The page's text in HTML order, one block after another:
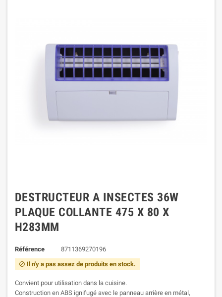
DESTRUCTEUR A INSECTES 36W
PLAQUE COLLANTE 475 X 80 X
H283MM
Référence 8711369270196
block Il n'y a pas assez de produits en stock.
Convient pour utilisation dans la cuisine.
Construction en ABS ignifugé avec le panneau arrière en métal,